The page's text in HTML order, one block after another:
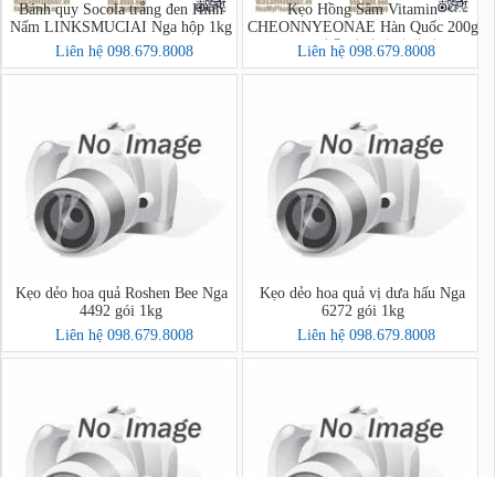
Bánh quy Socola trắng đen Hình
Nấm LINKSMUCIAI Nga hộp 1kg
Liên hệ 098.679.8008
Kẹo Hồng Sâm Vitamin
CHEONNYEONAE Hàn Quốc 200g
- 고려홍삼비타민캔디
Liên hệ 098.679.8008
Kẹo dẻo hoa quả Roshen Bee Nga
4492 gói 1kg
Liên hệ 098.679.8008
Kẹo dẻo hoa quả vị dưa hấu Nga
6272 gói 1kg
Liên hệ 098.679.8008